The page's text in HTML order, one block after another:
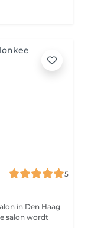
5
in Den Haag
salon wordt